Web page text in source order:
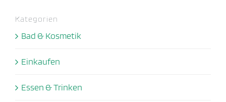
Kategorien
Bad & Kosmetik
Einkaufen
Essen & Trinken